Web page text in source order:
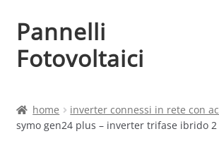
Vai
alla
navigazione
Vai
al
contenuto
Pannelli
Fotovoltaici
Cart
home inverter connessi in rete con
symo gen24 plus – inverter trifase ibrido